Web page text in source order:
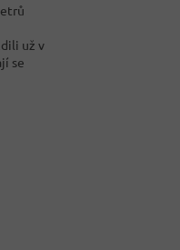
už v
se